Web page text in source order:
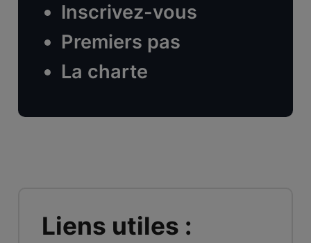
Inscrivez-vous
Premiers pas
La charte
Liens utiles :